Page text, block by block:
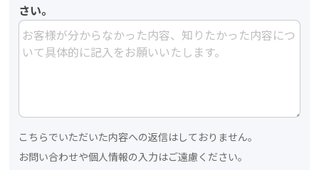
さい。
こちらでいただいた内容への返信はしておりません。
お問い合わせや個人情報の入力はご遠慮ください。